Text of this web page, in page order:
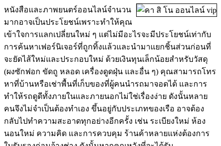
หนังสือและภาพยนตร์ออนไลน์จำนวน
มากอาจเป็นประโยชน์เพราะทำให้คุณ
เข้าใจการแลกเปลี่ยนใหม่ ๆ แต่ไม่มีอะไรจะมีประโยชน์เท่ากับ
การค้นหาเฟอร์นิเจอร์ที่ถูกทิ้งแล้วและนำมาแยกชิ้นส่วนก่อนที่
จะยัดไส้ใหม่และประกอบใหม่ ด้วยเงินทุนเล็กน้อยสำหรับวัสดุ
(ผงซักฟอก ขัดถู หลอด เครื่องดูดฝุ่น และอื่น ๆ) คุณสามารถโทร
หาที่บ้านหรือเช่าพื้นที่เก็บของที่ผู้คนนำรถมาจอดได้ และการ
ทำให้รถดูดีทั้งภายในและภายนอกไม่ใช่เรื่องง่าย ดังนั้นหลาย
คนจึงไม่จำเป็นต้องทำเอง ขึ้นอยู่กับประเภทของเรือ อาจต้อง
กลับไปทำความสะอาดทุกอย่างอีกครั้ง เช่น ระเบียงใหม่ ห้อง
นอนใหม่ ความคิด และการควบคุม ร้านค้าหลายแห่งต้องการ